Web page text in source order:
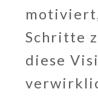
Schritte
diese